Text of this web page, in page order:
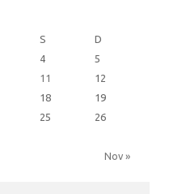
S D
Nov »
4
5
11
12
18
19
25
26